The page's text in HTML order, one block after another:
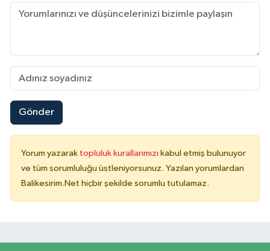
Gönder
Yorum yazarak topluluk kurallarımızı kabul etmiş bulunuyor
ve tüm sorumluluğu üstleniyorsunuz. Yazılan yorumlardan
Balikesirim.Net hiçbir şekilde sorumlu tutulamaz.